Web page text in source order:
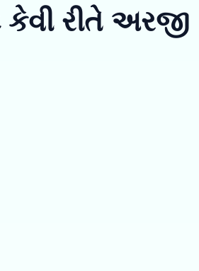
કેવી રીતે અરજી